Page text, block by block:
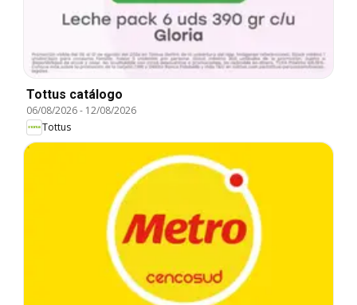
Tottus catálogo
06/08/2026- 12/08/2026
Tottus